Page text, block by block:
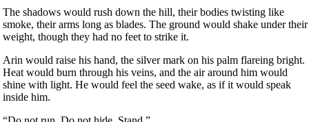
The shadows would rush down the hill, their bodies twisting like
smoke, their arms long as blades. The ground would shake under their
weight, though they had no feet to strike it.
Arin would raise his hand, the silver mark on his palm flareing bright.
Heat would burn through his veins, and the air around him would
shine with light. He would feel the seed wake, as if it would speak
inside him.